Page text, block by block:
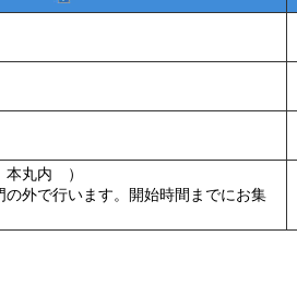
間：～2026/09/13
本丸内 ）
外で行います。開始時間までにお集